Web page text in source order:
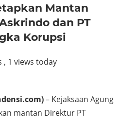
Mantan
dan PT
Korupsi
, 1 views today
– Kejaksaan Agung
mantan Direktur PT